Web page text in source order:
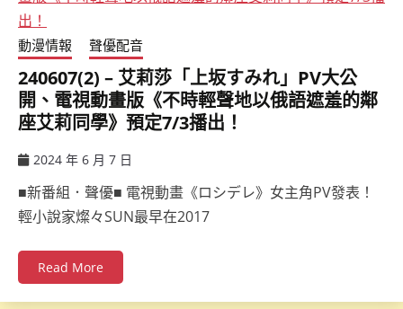
動漫情報 聲優配音
240607(2) – 艾莉莎「上坂すみれ」PV大公
開、電視動畫版《不時輕聲地以俄語遮羞的鄰
座艾莉同學》預定7/3播出！
2024 年 6 月 7 日
■新番組．聲優■ 電視動畫《ロシデレ》女主角PV發表！
輕小說家燦々SUN最早在2017
Read More